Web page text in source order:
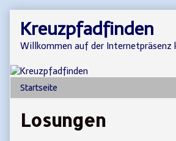
content
Kreuzpfadfinden
Willkommen auf der Internetpräsenz
Losungen